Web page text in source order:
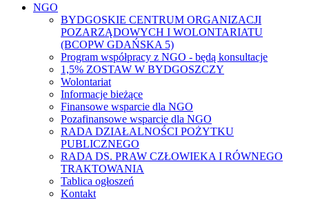
NGO
BYDGOSKIE CENTRUM ORGANIZACJI
POZARZĄDOWYCH I WOLONTARIATU
(BCOPW GDAŃSKA 5)
Program współpracy z NGO - będą konsultacje
1,5% ZOSTAW W BYDGOSZCZY
Wolontariat
Informacje bieżące
Finansowe wsparcie dla NGO
Pozafinansowe wsparcie dla NGO
RADA DZIAŁALNOŚCI POŻYTKU
PUBLICZNEGO
RADA DS. PRAW CZŁOWIEKA I RÓWNEGO
TRAKTOWANIA
Tablica ogłoszeń
Kontakt